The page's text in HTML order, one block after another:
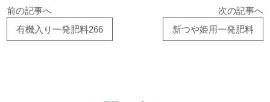
前の記事へ
有機入り一発肥料266
次の記事へ
新つや姫用一発肥料